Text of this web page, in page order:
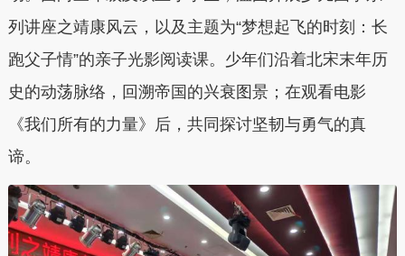
列讲座之靖康风云，以及主题为“梦想起飞的时刻：长
跑父子情”的亲子光影阅读课。少年们沿着北宋末年历
史的动荡脉络，回溯帝国的兴衰图景；在观看电影
《我们所有的力量》后，共同探讨坚韧与勇气的真
谛。